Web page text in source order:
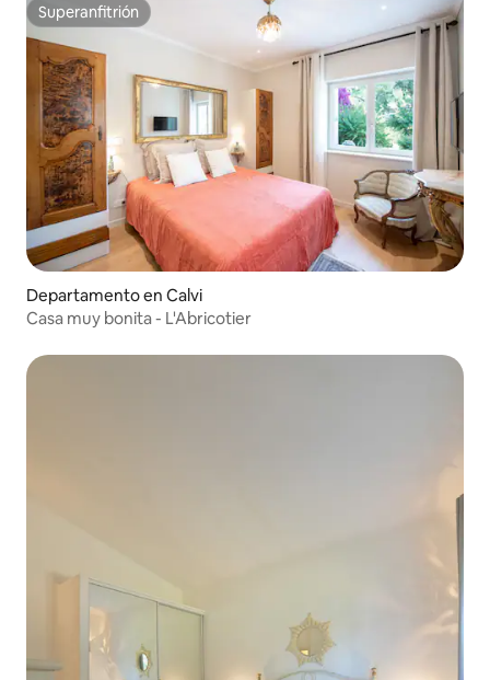
Superanfitrión
Superanfitrión
Departamento en Calvi
Casa muy bonita - L'Abricotier